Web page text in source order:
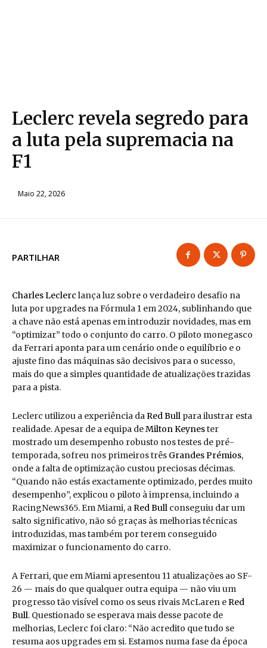
Leclerc revela segredo para
a luta pela supremacia na
F1
Maio 22, 2026
PARTILHAR
Charles Leclerc lança luz sobre o verdadeiro desafio na
luta por upgrades na Fórmula 1 em 2024, sublinhando que
a chave não está apenas em introduzir novidades, mas em
“optimizar” todo o conjunto do carro. O piloto monegasco
da Ferrari aponta para um cenário onde o equilíbrio e o
ajuste fino das máquinas são decisivos para o sucesso,
mais do que a simples quantidade de atualizações trazidas
para a pista.
Leclerc utilizou a experiência daRed Bull para ilustrar esta
realidade. Apesar de a equipa deMilton Keynester
mostrado um desempenho robusto nos testes de pré-
temporada, sofreu nos primeiros três Grandes Prémios,
onde a falta de optimização custou preciosas décimas.
“Quando não estás exactamente optimizado, perdes muito
desempenho”, explicou o piloto à imprensa, incluindo a
RacingNews365. Em Miami, aRed Bull conseguiu dar um
salto significativo, não só graças às melhorias técnicas
introduzidas, mas também por terem conseguido
maximizar o funcionamento do carro.
A Ferrari, que em Miami apresentou 11 atualizações ao SF-
26 — mais do que qualquer outra equipa — não viu um
progresso tão visível como os seus rivais McLaren eRed
Bull. Questionado se esperava mais desse pacote de
melhorias, Leclerc foi claro: “Não acredito que tudo se
resuma aos upgrades em si. Estamos numa fase da época